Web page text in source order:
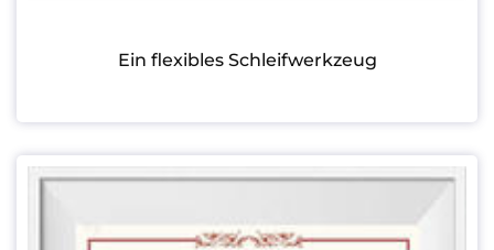
Ein flexibles Schleifwerkzeug